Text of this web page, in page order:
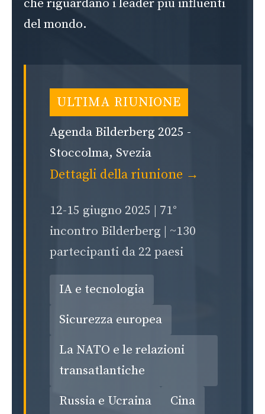
che riguardano i leader più influenti
del mondo.
ULTIMA RIUNIONE
Agenda Bilderberg 2025 -
Stoccolma, Svezia
Dettagli della riunione →
12-15 giugno 2025 | 71°
incontro Bilderberg | ~130
partecipanti da 22 paesi
IA e tecnologia
Sicurezza europea
La NATO e le relazioni
transatlantiche
Russia e Ucraina
Cina